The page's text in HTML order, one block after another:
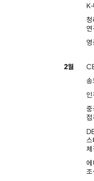
2월
송
중
접
스
체
조